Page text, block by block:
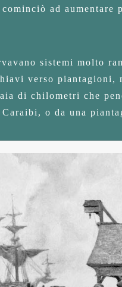
cominciò ad
sistemi molto
verso piantagioni,
di chilometri che
o da una